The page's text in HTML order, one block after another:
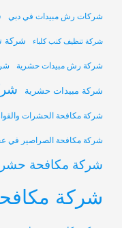
شركات رش مبيدات في دبي
شركة تنظيف كنب كلباء شركة
شركة رش مبيدات حشرية
شركة مبيدات حشرية
شركة مكافحة الحشرات
شركة مكافحة الصراصير في
شركة مكافحة
شركة